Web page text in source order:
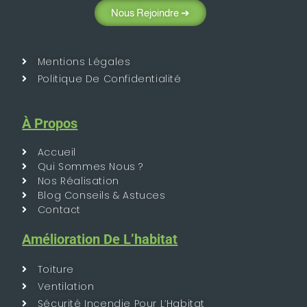
Nous Rejoindre ➔
Mentions Légales
Politique De Confidentialité
À Propos
Accueil
Qui Sommes Nous ?
Nos Réalisation
Blog Conseils & Astuces
Contact
Amélioration De L’habitat
Toiture
Ventilation
Sécurité Incendie Pour L’Habitat